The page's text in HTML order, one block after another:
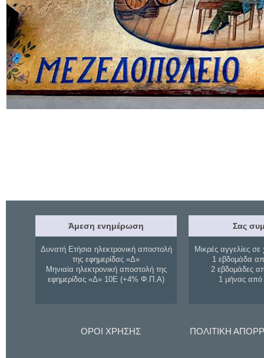
Άμεση ενημέρωση
Δυνατή Ετήσια ηλεκτρονική αποστολή
της εφημερίδας «Δ»
Μηνιαία ηλεκτρονική αποστολή της
εφημερίδας «Δ» 10Ε (+4% Φ.Π.Α)
Σας
Μικρές αγγελίες σε
1 εβδομάδα
2 εβδομάδες
1 μήνας
ΟΡΟΙ ΧΡΗΣΗΣ ΠΟΛΙΤΙΚΗ